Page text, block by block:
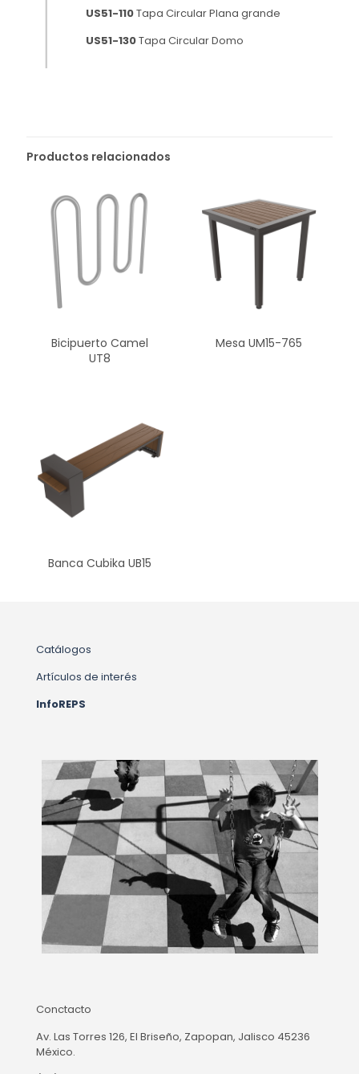
US51-110Tapa Circular Plana grande
US51-130Tapa Circular Domo
Productos relacionados
Bicipuerto Camel
UT8
Mesa UM15-765
Banca Cubika UB15
Catálogos
Artículos de interés
InfoREPS
Conctacto
Av. Las Torres 126, El Briseño, Zapopan, Jalisco 45236
México.